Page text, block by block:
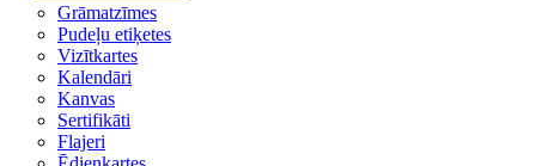
Grāmatzīmes
Pudeļu etiķetes
Vizītkartes
Kalendāri
Kanvas
Sertifikāti
Flajeri